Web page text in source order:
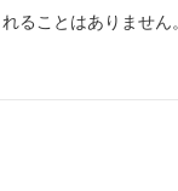
ることはありません。